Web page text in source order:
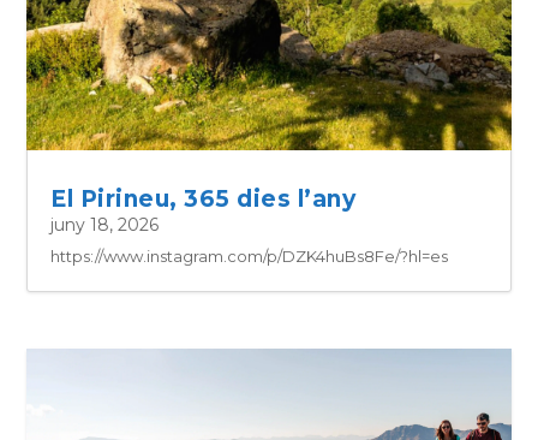
El Pirineu, 365 dies l’any
juny 18, 2026
https://www.instagram.com/p/DZK4huBs8Fe/?hl=es